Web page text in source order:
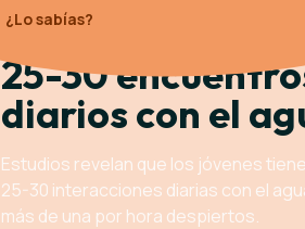
¿Lo sabías?
25-30
diarios con el
Estudios revelan que los jóvenes
25-30 interacciones diarias con el
más de una por hora despiertos.